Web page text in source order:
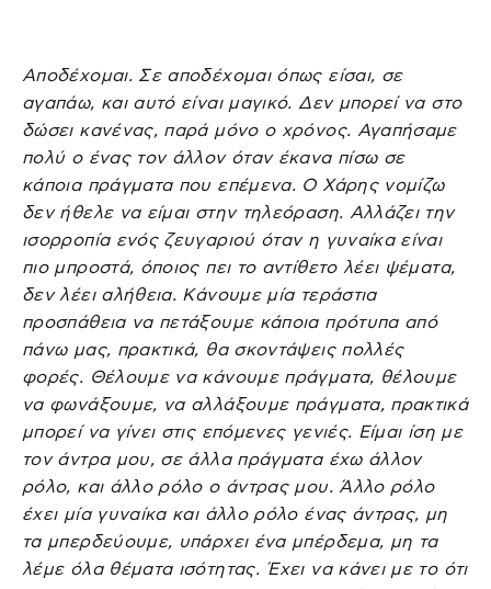
Αποδέχομαι. Σε αποδέχομαι όπως είσαι, σε
αγαπάω, και αυτό είναι μαγικό. Δεν μπορεί να στο
δώσει κανένας, παρά μόνο ο χρόνος. Αγαπήσαμε
πολύ ο ένας τον άλλον όταν έκανα πίσω σε
κάποια πράγματα που επέμενα. Ο Χάρης νομίζω
δεν ήθελε να είμαι στην τηλεόραση. Αλλάζει την
ισορροπία ενός ζευγαριού όταν η γυναίκα είναι
πιο μπροστά, όποιος πει το αντίθετο λέει ψέματα,
δεν λέει αλήθεια. Κάνουμε μία τεράστια
προσπάθεια να πετάξουμε κάποια πρότυπα από
πάνω μας, πρακτικά, θα σκοντάψεις πολλές
φορές. Θέλουμε να κάνουμε πράγματα, θέλουμε
να φωνάξουμε, να αλλάξουμε πράγματα, πρακτικά
μπορεί να γίνει στις επόμενες γενιές. Είμαι ίση με
τον άντρα μου, σε άλλα πράγματα έχω άλλον
ρόλο, και άλλο ρόλο ο άντρας μου. Άλλο ρόλο
έχει μία γυναίκα και άλλο ρόλο ένας άντρας, μη
τα μπερδεύουμε, υπάρχει ένα μπέρδεμα, μη τα
λέμε όλα θέματα ισότητας. Έχει να κάνει με το ότι